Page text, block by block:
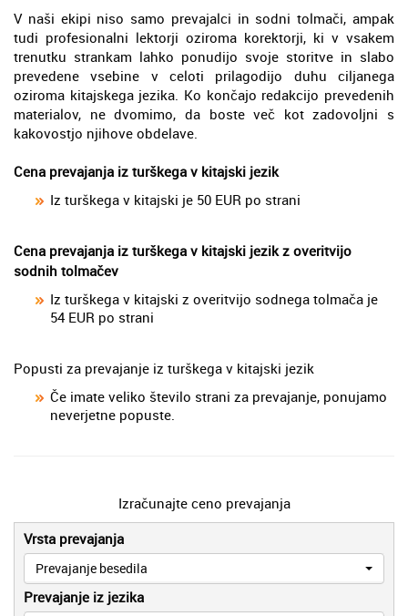
V naši ekipi niso samo prevajalci in sodni tolmači, ampak
tudi profesionalni lektorji oziroma korektorji, ki v vsakem
trenutku strankam lahko ponudijo svoje storitve in slabo
prevedene vsebine v celoti prilagodijo duhu ciljanega
oziroma kitajskega jezika. Ko končajo redakcijo prevedenih
materialov, ne dvomimo, da boste več kot zadovoljni s
kakovostjo njihove obdelave.
Cena prevajanja iz turškega v kitajski jezik
Iz turškega v kitajski je 50 EUR po strani
Cena prevajanja iz turškega v kitajski jezik z overitvijo
sodnih tolmačev
Iz turškega v kitajski z overitvijo sodnega tolmača je
54 EUR po strani
Popusti za prevajanje iz turškega v kitajski jezik
Če imate veliko število strani za prevajanje, ponujamo
neverjetne popuste.
Izračunajte ceno prevajanja
Vrsta prevajanja
Prevajanje besedila
Prevajanje iz jezika